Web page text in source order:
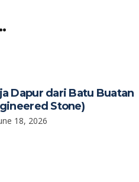
Dapur dari Batu Buatan
Stone)
18, 2026